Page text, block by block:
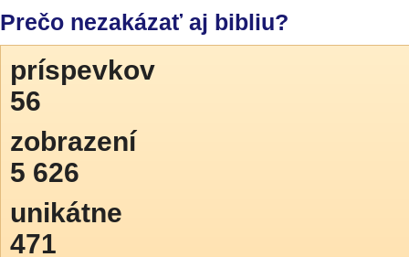
Prečo nezakázať aj bibliu?
príspevkov
56
zobrazení
5 626
unikátne
471